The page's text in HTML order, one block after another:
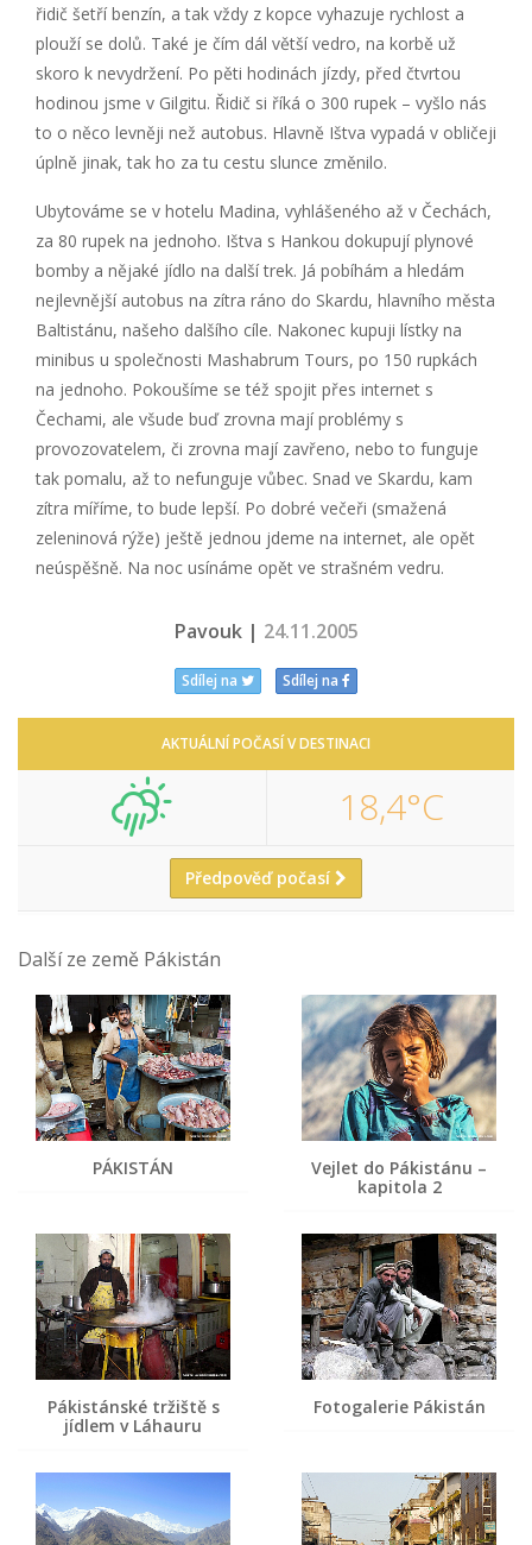
řidič šetří benzín, a tak vždy z kopce vyhazuje rychlost a
plouží se dolů. Také je čím dál větší vedro, na korbě už
skoro k nevydržení. Po pěti hodinách jízdy, před čtvrtou
hodinou jsme v Gilgitu. Řidič si říká o 300 rupek – vyšlo nás
to o něco levněji než autobus. Hlavně Ištva vypadá v obličeji
úplně jinak, tak ho za tu cestu slunce změnilo.
Ubytováme se v hotelu Madina, vyhlášeného až v Čechách,
za 80 rupek na jednoho. Ištva s Hankou dokupují plynové
bomby a nějaké jídlo na další trek. Já pobíhám a hledám
nejlevnější autobus na zítra ráno do Skardu, hlavního města
Baltistánu, našeho dalšího cíle. Nakonec kupuji lístky na
minibus u společnosti Mashabrum Tours, po 150 rupkách
na jednoho. Pokoušíme se též spojit přes internet s
Čechami, ale všude buď zrovna mají problémy s
provozovatelem, či zrovna mají zavřeno, nebo to funguje
tak pomalu, až to nefunguje vůbec. Snad ve Skardu, kam
zítra míříme, to bude lepší. Po dobré večeři (smažená
zeleninová rýže) ještě jednou jdeme na internet, ale opět
neúspěšně. Na noc usínáme opět ve strašném vedru.
Pavouk | 24.11.2005
Sdílej na Sdílej na
AKTUÁLNÍ POČASÍ V DESTINACI
18,4°C
Předpověď počasí
Další ze země Pákistán
PÁKISTÁN
Vejlet do Pákistánu –
kapitola 2
Pákistánské tržiště s
jídlem v Láhauru
Fotogalerie Pákistán